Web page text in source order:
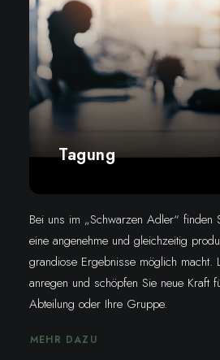
Tagung
Bei uns im „Schwarzen Adler“ finden
eine angenehme und gleichzeitig
grandiose Ergebnisse möglich macht.
anregen und schöpfen Sie neue Kraft
Abteilung oder Ihre Gruppe.
MEHR DAZU